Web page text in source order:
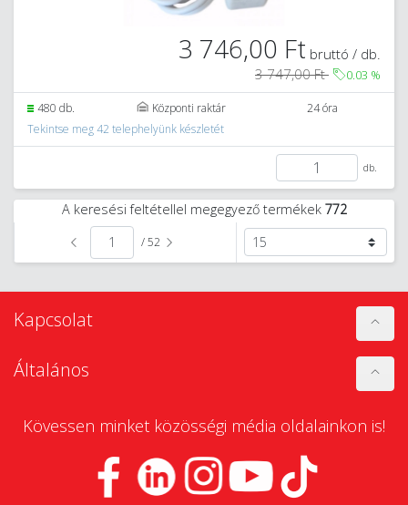
3 746,00 Ft bruttó / db.
3 747,00 Ft
0.03 %
480 db. Központi raktár
24 óra
Tekintse meg 42 telephelyünk készletét
db.
A keresési feltétellel megegyező termékek 772
/ 52
Kapcsolat
Általános
Kövessen minket közösségi média oldalainkon is!